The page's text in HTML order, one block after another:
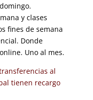
y clases
fines de semana
Donde
Uno al mes.
al
tienen recargo